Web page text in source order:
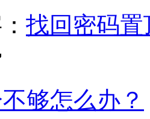
找回密码置
够怎么办？